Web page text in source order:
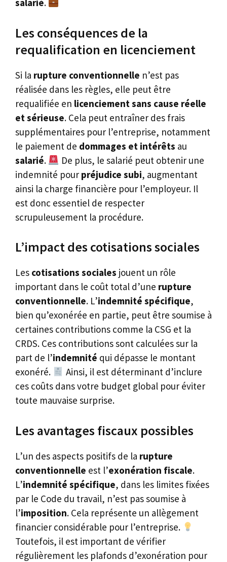
salarié.
Les conséquences de la
requalification en licenciement
Si la rupture conventionnelle n’est pas
réalisée dans les règles, elle peut être
requalifiée en licenciement sans cause réelle
et sérieuse. Cela peut entraîner des frais
supplémentaires pour l’entreprise, notamment
le paiement de dommages et intérêts au
salarié.
De plus, le salarié peut obtenir une
indemnité pour préjudice subi, augmentant
ainsi la charge financière pour l’employeur. Il
est donc essentiel de respecter
scrupuleusement la procédure.
L’impact des cotisations sociales
Les cotisations sociales jouent un rôle
important dans le coût total d’une rupture
conventionnelle. L’indemnité spécifique,
bien qu’exonérée en partie, peut être soumise à
certaines contributions comme la CSG et la
CRDS. Ces contributions sont calculées sur la
part de l’indemnité qui dépasse le montant
exonéré.
Ainsi, il est déterminant d’inclure
ces coûts dans votre budget global pour éviter
toute mauvaise surprise.
Les avantages fiscaux possibles
L’un des aspects positifs de la rupture
conventionnelle est l’exonération fiscale.
L’indemnité spécifique, dans les limites fixées
par le Code du travail, n’est pas soumise à
l’imposition. Cela représente un allègement
financier considérable pour l’entreprise.
Toutefois, il est important de vérifier
régulièrement les plafonds d’exonération pour